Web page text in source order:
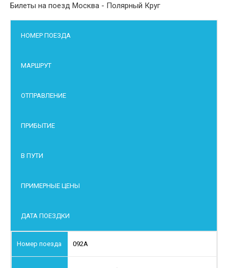
Билеты на поезд Москва - Полярный Круг
НОМЕР ПОЕЗДА
МАРШРУТ
ОТПРАВЛЕНИЕ
ПРИБЫТИЕ
В ПУТИ
ПРИМЕРНЫЕ ЦЕНЫ
ДАТА ПОЕЗДКИ
092А